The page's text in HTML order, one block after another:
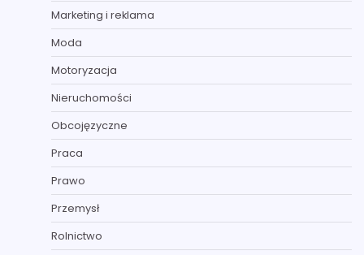
Marketing i reklama
Moda
Motoryzacja
Nieruchomości
Obcojęzyczne
Praca
Prawo
Przemysł
Rolnictwo